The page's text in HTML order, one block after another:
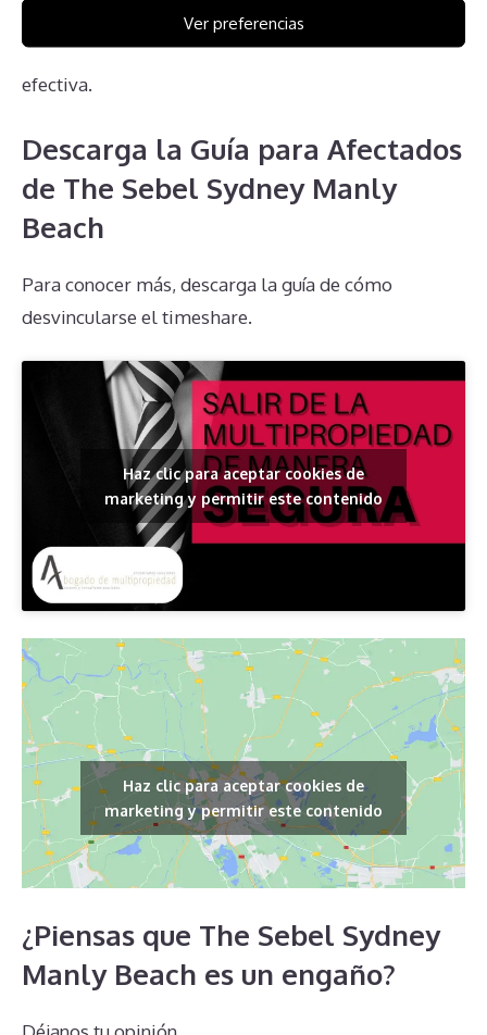
Ver preferencias
informen adecuadamente y busquen asesoramiento
legal para gestionar estos desafíos de manera
efectiva.
Descarga la Guía para Afectados
de The Sebel Sydney Manly
Beach
Para conocer más, descarga la guía de cómo
desvincularse el timeshare.
Haz clic para aceptar cookies de
marketing y permitir este contenido
Haz clic para aceptar cookies de
marketing y permitir este contenido
¿Piensas que The Sebel Sydney
Manly Beach es un engaño?